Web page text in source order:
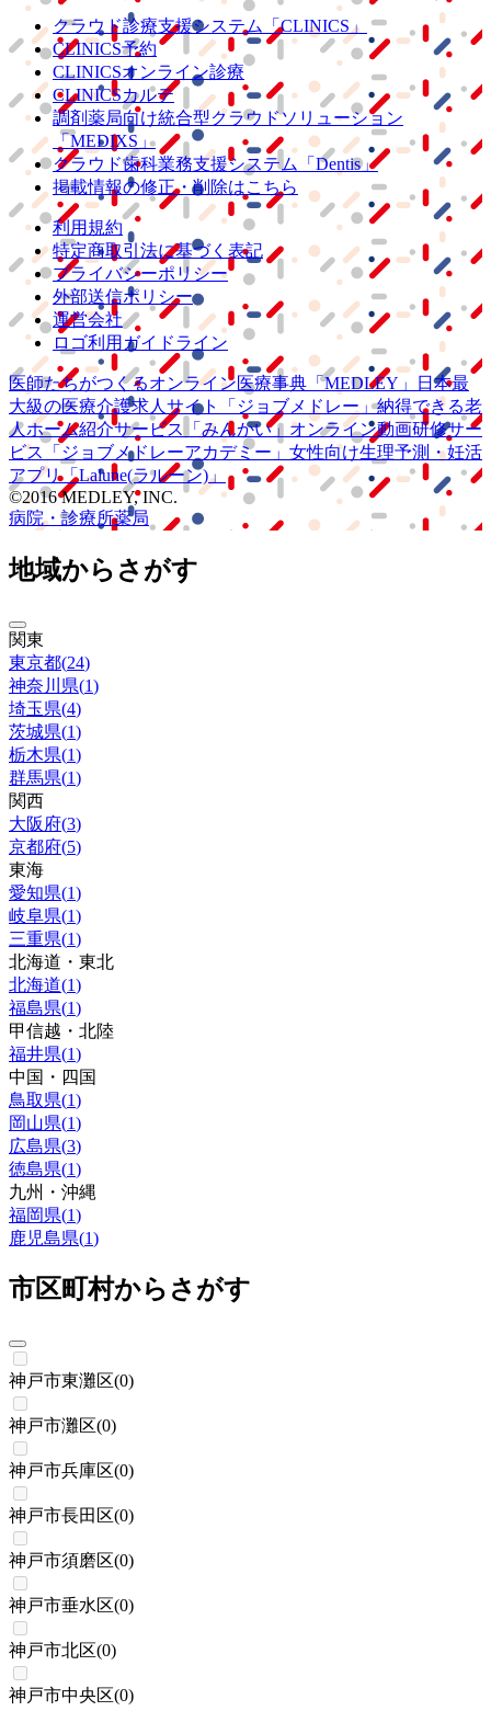
クラウド診療支援システム
「CLINICS」
CLINICS予約
CLINICSオンライン診療
CLINICSカルテ
調剤薬局向け統合型クラウドソリューション
「MEDIXS」
クラウド歯科業務支援システム
「Dentis」
掲載情報の修正・削除はこちら
利用規約
特定商取引法に基づく表記
プライバシーポリシー
外部送信ポリシー
運営会社
ロゴ利用ガイドライン
医師たちがつくるオンライン医療事典 「MEDLEY」
日本最
大級の医療介護求人サイト 「ジョブメドレー」納得できる老
人ホーム紹介サービス
「みんかい」 オンライン動画研修サー
ビス
「ジョブメドレーアカデミー」 女性向け生理予測・妊活
アプリ「Lalune(ラルーン)」
©2016 MEDLEY, INC.
病院・診療所薬局
地域からさがす
関東
東京都(24)
神奈川県(1)
埼玉県(4)
茨城県(1)
栃木県(1)
群馬県(1)
関西
大阪府(3)
京都府(5)
東海
愛知県(1)
岐阜県(1)
三重県(1)
北海道・東北
北海道(1)
福島県(1)
甲信越・北陸
福井県(1)
中国・四国
鳥取県(1)
岡山県(1)
広島県(3)
徳島県(1)
九州・沖縄
福岡県(1)
鹿児島県(1)
市区町村からさがす
神戸市東灘区(0)
神戸市灘区(0)
神戸市兵庫区(0)
神戸市長田区(0)
神戸市須磨区(0)
神戸市垂水区(0)
神戸市北区(0)
神戸市中央区(0)